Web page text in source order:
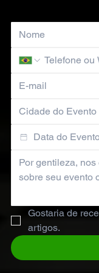
Gostaria de
artigos.